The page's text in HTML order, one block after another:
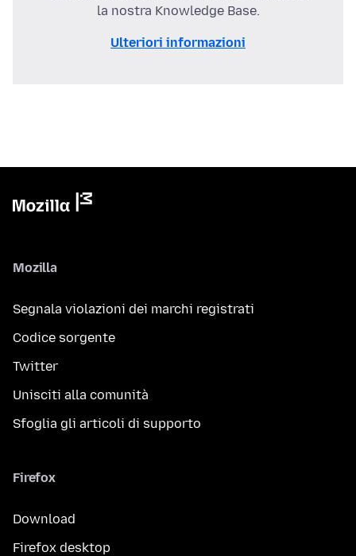
la nostra Knowledge Base.
Ulteriori informazioni
Mozilla
Segnala violazioni dei marchi registrati
Codice sorgente
Twitter
Unisciti alla comunità
Sfoglia gli articoli di supporto
Firefox
Download
Firefox desktop